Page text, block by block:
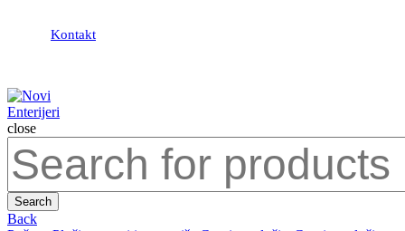
Kontakt
close
for:
Search
Back